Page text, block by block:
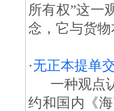
所有权”这一
念，它与货
·无正本提单
一种观点认
约和国内《